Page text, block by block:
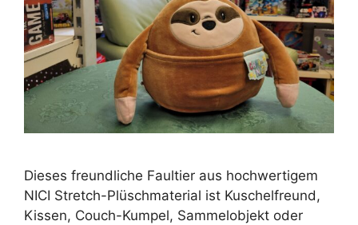
Dieses freundliche Faultier aus hochwertigem
NICI Stretch-Plüschmaterial ist Kuschelfreund,
Kissen, Couch-Kumpel, Sammelobjekt oder